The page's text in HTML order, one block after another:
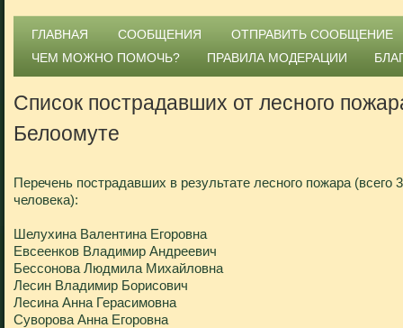
ГЛАВНАЯ СООБЩЕНИЯ
ОТПРАВИТЬ СООБЩЕНИЕ
ЧЕМ МОЖНО ПОМОЧЬ?
ПРАВИЛА МОДЕРАЦИИ
Список пострадавших от лесного
Белоомуте
Перечень пострадавших в результате лесного пожара (всего
человека):
Шелухина Валентина Егоровна
Евсеенков Владимир Андреевич
Бессонова Людмила Михайловна
Лесин Владимир Борисович
Лесина Анна Герасимовна
Суворова Анна Егоровна